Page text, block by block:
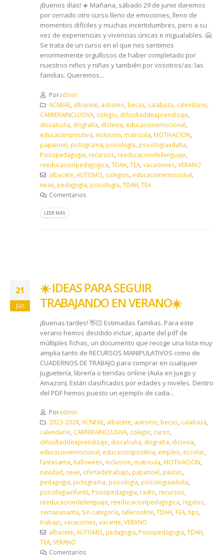
¡Buenos días! ☀️ Mañana, sábado 29 de junio daremos
por cerrado otro curso lleno de emociones, lleno de
momentos difíciles y muchas incertidumbres, pero a su
vez de experiencias y vivencias únicas e inigualables. 🤗
Se trata de un curso en el que nos sentimos
enormemente orgullosos de haber completado por
nuestros niños y niñas y también por vosotros/as: las
familias. Queremos...
Poradmin
ACNEAE, albacete autismo becas calabaza calendario
CARRERAINCLUSIVA colegio dificultaddeaprendizaje
discalculia disgrafia dislexia educacionemocional
educacionpositiva inclusion matricula MOTIVACION
papanoel pictograma psicología psicologiaadulta
Psicopedagogia recursos reeducaciondellenguaje
reeducacionpedagogica TDAH TEA vacaciones VERANO
albacete AUTISMO colegios educacionemocional
neae pedagogia psicologia TDAH TEA
Comentarios
LEER MÁS
21
Jun
☀️​ IDEAS PARA SEGUIR
TRABAJANDO EN VERANO ☀️​
¡Buenas tardes! 👋🏻 Estimadas familias. Para este
verano hemos decidido incluir, aparte del pdf de
múltiples fichas, un documento que recoge una lista muy
amplia tanto de RECURSOS MANIPULATIVOS como de
CUADERNOS DE TRABAJO para comprar en cualquier
juguetería, librería o tiendas online (Aula en Juego y
Amazon). Están clasificados por edades y niveles. Dentro
del PDF hemos puesto un ejemplo de cada...
Poradmin
2023-2024, ACNEAE, albacete, autismo, becas, calabaza,
calendario, CARRERAINCLUSIVA, colegio, curso,
dificultaddeaprendizaje, discalculia, disgrafia, dislexia,
educacionemocional, educacionpositiva, empleo, escolar,
fantasama, halloween, inclusion, matricula, MOTIVACION,
navidad, neae, ofertadetrabajo, papanoel, pautas,
pedagogia, pictograma, psicología, psicologiaadulta,
psicologiainfantil, Psicopedagogia, radio, recursos,
reeducaciondellenguaje, reeducacionpedagogica, regalos,
semanasanta, Sin categoría, talleronline, TDAH, TEA, tips,
trabajo, vacaciones, vacante, VERANO
albacete, AUTISMO, pedagogia, Psicopedagogia, TDAH,
TEA, VERANO
Comentarios